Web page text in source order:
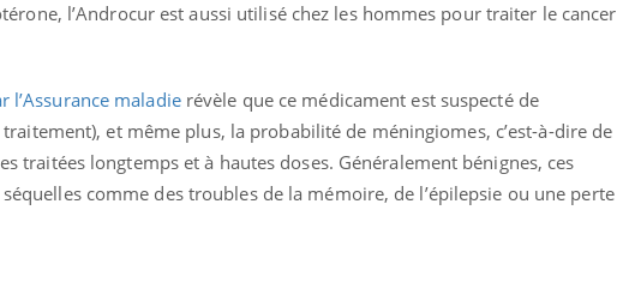
l’Androcur est aussi utilisé chez les hommes pour traiter le cancer
l’Assurance maladierévèle que ce médicament est suspecté de
et même plus, la probabilité de méningiomes, c’est-à-dire de
traitées longtemps et à hautes doses. Généralement bénignes, ces
comme des troubles de la mémoire, de l’épilepsie ou une perte